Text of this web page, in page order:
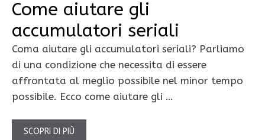
Come aiutare gli
accumulatori seriali
Coma aiutare gli accumulatori seriali? Parliamo
di una condizione che necessita di essere
affrontata al meglio possibile nel minor tempo
possibile. Ecco come aiutare gli …
SCOPRI DI PIÙ